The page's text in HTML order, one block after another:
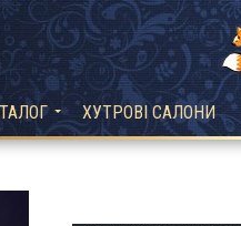
ХУТРОВІ САЛОНИ